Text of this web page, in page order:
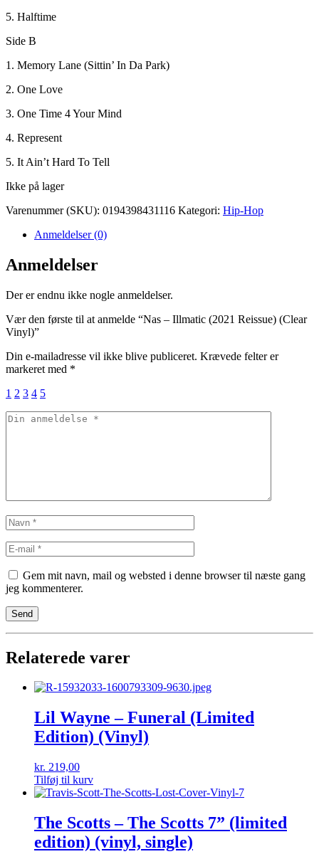
5. Halftime
Side B
1. Memory Lane (Sittin’ In Da Park)
2. One Love
3. One Time 4 Your Mind
4. Represent
5. It Ain’t Hard To Tell
Ikke på lager
Varenummer (SKU): 0194398431116 Kategori: Hip-Hop
Anmeldelser (0)
Anmeldelser
Der er endnu ikke nogle anmeldelser.
Vær den første til at anmelde “Nas – Illmatic (2021 Reissue) (Clear
Vinyl)”
Din e-mailadresse vil ikke blive publiceret. Krævede felter er
markeret med *
1 2 3 4 5
Gem mit navn, mail og websted i denne browser til næste gang
jeg kommenterer.
Relaterede varer
Lil Wayne – Funeral (Limited
Edition) (Vinyl)
kr. 219,00
Tilføj til kurv
The Scotts – The Scotts 7” (limited
edition) (vinyl, single)